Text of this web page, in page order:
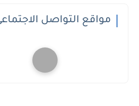
مواقع التواصل